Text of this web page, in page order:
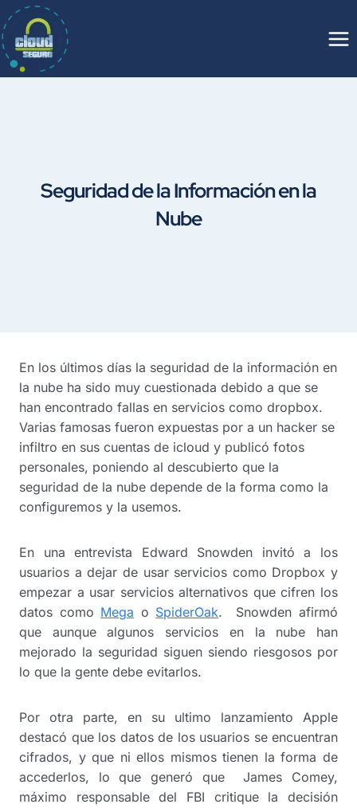
Saltar
al
contenido
Seguridad de la Información en la
Nube
En los últimos días la seguridad de la información en
la nube ha sido muy cuestionada debido a que se
han encontrado fallas en servicios como dropbox.
Varias famosas fueron expuestas por a un hacker se
infiltro en sus cuentas de icloud y publicó fotos
personales, poniendo al descubierto que la
seguridad de la nube depende de la forma como la
configuremos y la usemos.
En una entrevista Edward Snowden invitó a los
usuarios a dejar de usar servicios como Dropbox y
empezar a usar servicios alternativos que cifren los
datos como Mega o SpiderOak. Snowden afirmó
que aunque algunos servicios en la nube han
mejorado la seguridad siguen siendo riesgosos por
lo que la gente debe evitarlos.
Por otra parte, en su ultimo lanzamiento Apple
destacó que los datos de los usuarios se encuentran
cifrados, y que ni ellos mismos tienen la forma de
accederlos, lo que generó que James Comey,
máximo responsable del FBI critique la decisión